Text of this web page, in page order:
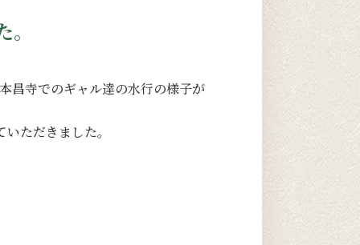
昌寺でのギャル達の水行の様子が
ただきました。